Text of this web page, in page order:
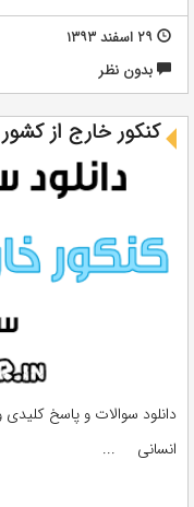
۲۹ اسفند ۱۳۹۳
بدون نظر
کنکور خارج از کشور 93 رشته انسانی
انسانی ...